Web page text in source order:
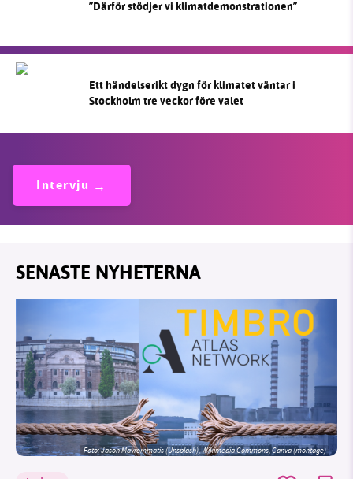
”Därför stödjer vi klimatdemonstrationen”
Ett händelserikt dygn för klimatet väntar i
Stockholm tre veckor före valet
Intervju
SENASTE NYHETERNA
Foto: Jason Mavrommatis (Unsplash), Wikimedia Commons, Canva (montage)